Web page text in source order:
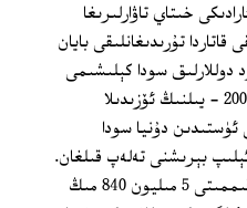
خىتاي تاۋارلىرىغا
تۇرىدىغانلىقى بايان
ھەمكارلىقىدا 400 مىليارد دوللارلىق سودا كېلىشىمى
ئىمزالانغان بولسىمۇ، لېكىن ئامېرىكا 2009 - يىلنىڭ ئۆزىدىلا
ئۈستىدىن دۇنيا سودا
بېرىشنى تەلەپ قىلغان.
ئەرز قىلىنغان تاۋار مەھسۇلاتلىرىنىڭ قىممىتى 5 مىليون 840 مىڭ